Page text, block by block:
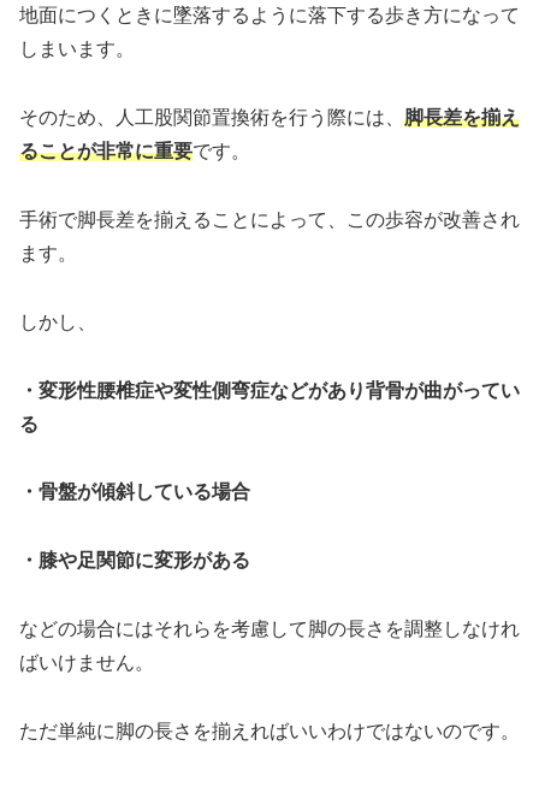
地面につくときに墜落するように落下する歩き方になって
しまいます。
そのため、人工股関節置換術を行う際には、 脚長差を揃え
ることが非常に重要です。
手術で脚長差を揃えることによって、この歩容が改善され
ます。
しかし、
・変形性腰椎症や変性側弯症などがあり背骨が曲がってい
る
・骨盤が傾斜している場合
・膝や足関節に変形がある
などの場合にはそれらを考慮して脚の長さを調整しなけれ
ばいけません。
ただ単純に脚の長さを揃えればいいわけではないのです。